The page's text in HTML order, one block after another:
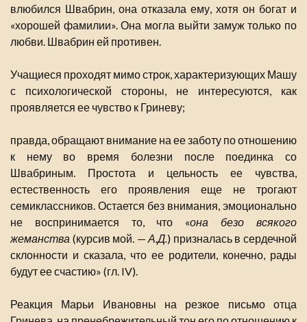
влюбился Швабрин, она отказала ему, хотя он богат и
«хорошей фамилии». Она могла выйти замуж только по
любви. Швабрин ей противен.
Учащиеся проходят мимо строк, характеризующих Машу
с психологической стороны, не интересуются, как
проявляется ее чувство к Гриневу;
правда, обращают внимание на ее заботу по отношению
к нему во время болезни после поединка со
Швабриным. Простота и цельность ее чувства,
естественность его проявления еще не трогают
семиклассников. Остается без внимания, эмоционально
не воспринимается то, что «она безо всякого
жеманства (курсив мой. —А.Д.) призналась в сердечной
склонности и сказала, что ее родители, конечно, рады
будут ее счастию» (гл. IV).
Реакция Марьи Ивановны на резкое письмо отца